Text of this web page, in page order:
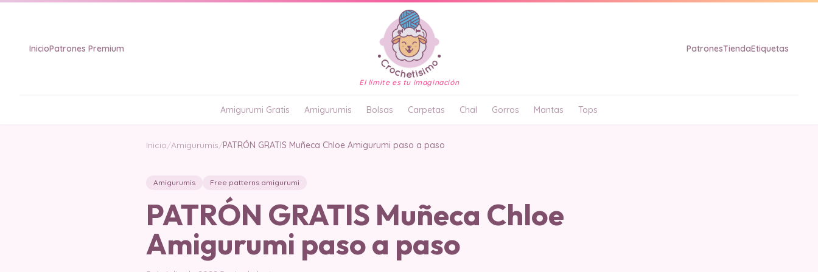
InicioPatrones Premium
El límite es tu imaginación
PatronesTiendaEtiquetas
Amigurumi Gratis Amigurumis Bolsas Carpetas Chal Gorros Mantas Tops
Inicio/Amigurumis/PATRÓN GRATIS Muñeca Chloe Amigurumi paso a paso
Amigurumis Free patterns amigurumi
PATRÓN GRATIS Muñeca Chloe
Amigurumi paso a paso